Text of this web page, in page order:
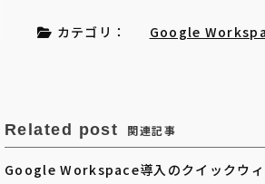
カテゴリ： Google
Related post 関連記事
Google Workspace導入のクイックウィ